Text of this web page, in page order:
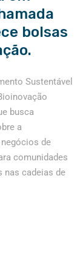
bolsas
Sustentável
busca
a
de
comunidades
nas cadeias de